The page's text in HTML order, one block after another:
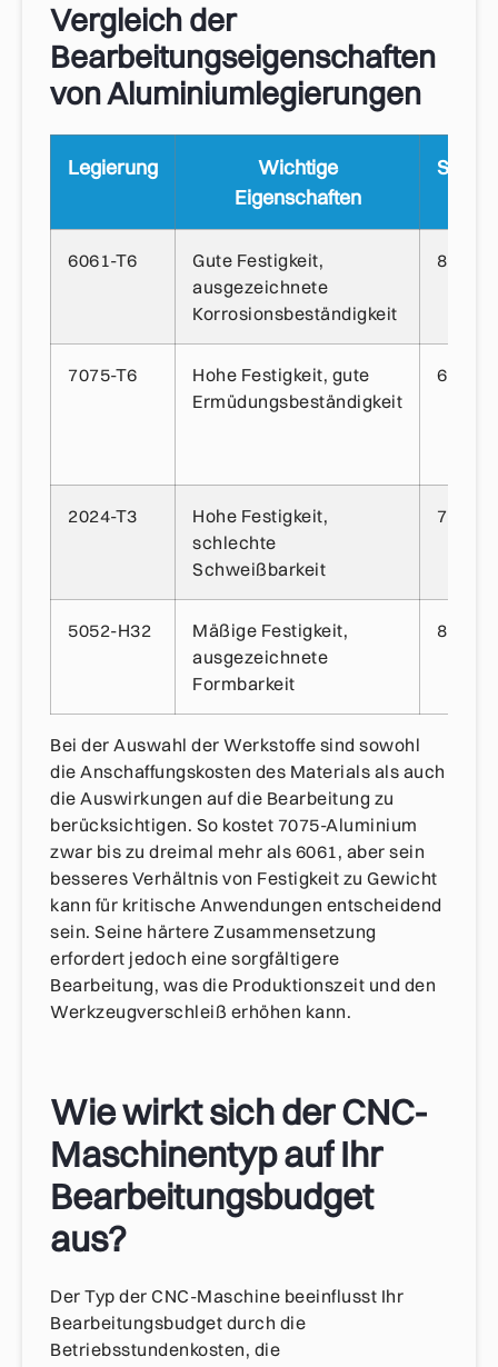
Vergleich der
Bearbeitungseigenschaften
von Aluminiumlegierungen
Legierung
Wichtige
Eigenschaften
6061-T6
Gute Festigkeit,
ausgezeichnete
Korrosionsbeständigkeit
800-
7075-T6
Hohe Festigkeit, gute
Ermüdungsbeständigkeit
600-
2024-T3
Hohe Festigkeit,
schlechte
Schweißbarkeit
700-
5052-H32
Mäßige Festigkeit,
ausgezeichnete
Formbarkeit
800-
Bei der Auswahl der Werkstoffe sind sowohl
die Anschaffungskosten des Materials als auch
die Auswirkungen auf die Bearbeitung zu
berücksichtigen. So kostet 7075-Aluminium
zwar bis zu dreimal mehr als 6061, aber sein
besseres Verhältnis von Festigkeit zu Gewicht
kann für kritische Anwendungen entscheidend
sein. Seine härtere Zusammensetzung
erfordert jedoch eine sorgfältigere
Bearbeitung, was die Produktionszeit und den
Werkzeugverschleiß erhöhen kann.
Wie wirkt sich der CNC-
Maschinentyp auf Ihr
Bearbeitungsbudget
aus?
Der Typ der CNC-Maschine beeinflusst Ihr
Bearbeitungsbudget durch die
Betriebsstundenkosten, die